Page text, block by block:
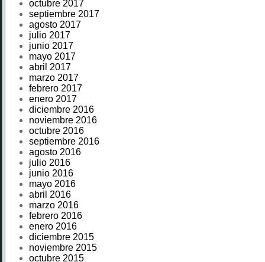
octubre 2017
septiembre 2017
agosto 2017
julio 2017
junio 2017
mayo 2017
abril 2017
marzo 2017
febrero 2017
enero 2017
diciembre 2016
noviembre 2016
octubre 2016
septiembre 2016
agosto 2016
julio 2016
junio 2016
mayo 2016
abril 2016
marzo 2016
febrero 2016
enero 2016
diciembre 2015
noviembre 2015
octubre 2015